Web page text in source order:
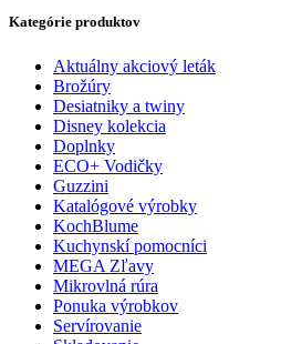
Kategórie produktov
Aktuálny akciový leták
Brožúry
Desiatniky a twiny
Disney kolekcia
Doplnky
ECO+ Vodičky
Guzzini
Katalógové výrobky
KochBlume
Kuchynskí pomocníci
MEGA Zľavy
Mikrovlná rúra
Ponuka výrobkov
Servírovanie